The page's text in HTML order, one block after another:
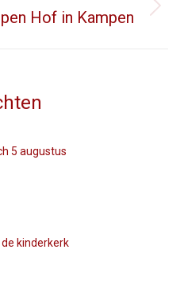
Next Hof in Kampen
5 augustus
kinderkerk